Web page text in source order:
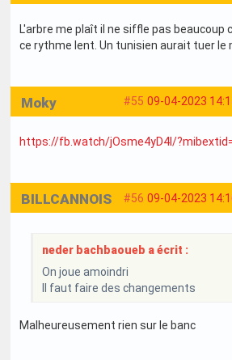
L'arbre me plaît il ne siffle pas beaucoup
ce rythme lent. Un tunisien aurait tuer le
#55 09-04-2023
Moky
https://fb.watch/jOsme4yD4I/
#56 09-04-2023
BILLCANNOIS
neder bachbaoueb a écrit :
On joue amoindri
Il faut faire des changements
Malheureusement rien sur le banc